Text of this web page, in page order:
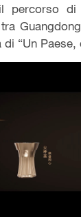
percorso
“Un Paese,